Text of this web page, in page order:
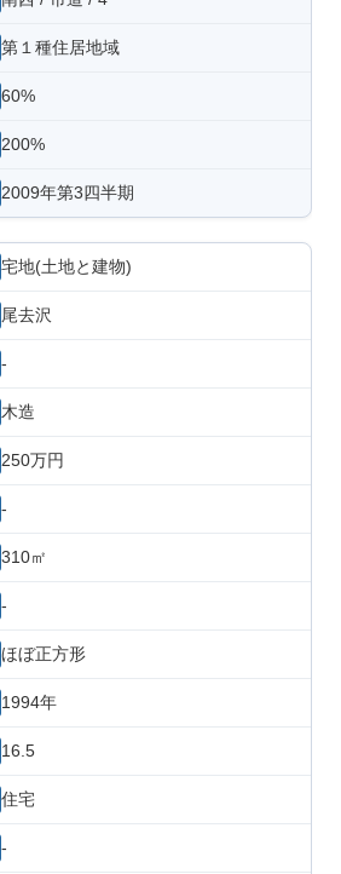
第１種住居地域
60%
200%
2009年第3四半期
宅地(土地と建物)
尾去沢
-
木造
250万円
-
310㎡
-
ほぼ正方形
1994年
16.5
住宅
-